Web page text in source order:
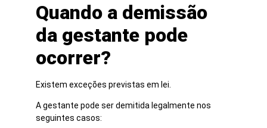
Quando a demissão
da gestante pode
ocorrer?
Existem exceções previstas em lei.
A gestante pode ser demitida legalmente nos
seguintes casos: